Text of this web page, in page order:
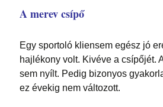
A merev csípő
Egy sportoló kliensem egész jó
hajlékony volt. Kivéve a csípőjét.
sem nyílt. Pedig bizonyos
ez évekig nem változott.